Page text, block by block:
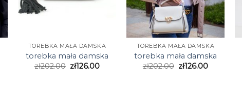
TOREBKA MAŁA DAMSKA
torebka mała damska
zł202.00 zł126.00
TOREBKA MAŁA DAMSKA
torebka mała damska
zł202.00 zł126.00